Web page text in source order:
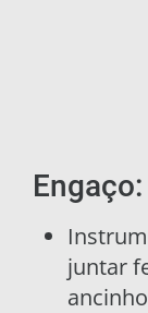
Engaço:
juntar
ancinho